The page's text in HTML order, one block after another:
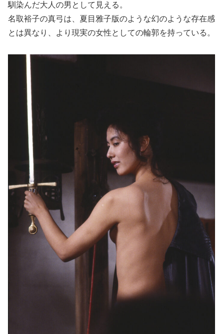
馴染んだ大人の男として見える。
名取裕子の真弓は、夏目雅子版のような幻のような存在感
とは異なり、より現実の女性としての輪郭を持っている。